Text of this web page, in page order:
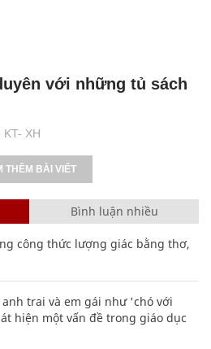
KT- XH
với những tủ sách
THÊM BÀI VIẾT
Bình luận nhiều
công thức lượng giác bằng thơ,
trai và em gái như 'chó với
hiện một vấn đề trong giáo dục